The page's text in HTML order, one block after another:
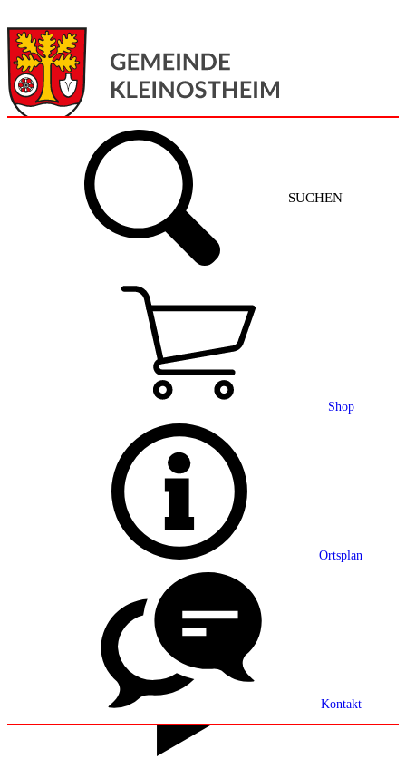
SUCHEN
Shop
Ortsplan
Kontakt
Gemeinde + Service
Grußwort
Ortsplan
Partnerschaft
Statistik
Mitteilungsblatt